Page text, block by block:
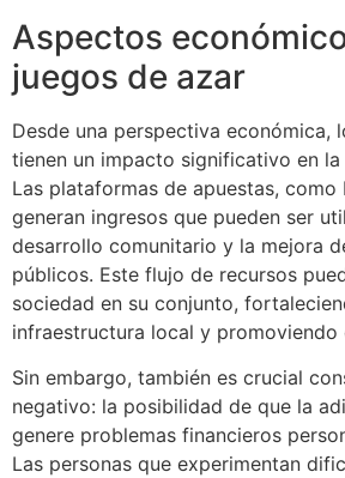
Aspectos
juegos de azar
Desde una perspectiva económica,
tienen un impacto significativo en la
Las plataformas de apuestas, como
generan ingresos que pueden ser
desarrollo comunitario y la mejora
públicos. Este flujo de recursos
sociedad en su conjunto,
infraestructura local y promoviendo
Sin embargo, también es crucial
negativo: la posibilidad de que la
genere problemas financieros
Las personas que experimentan